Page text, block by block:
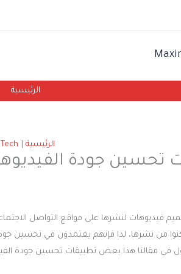
الرئيسية
الرئيسية
جودة الفيديوهات
فيديوهات لنشرها على مواقع التواصل
من نشرها، لذا فإنهم يعتمدون في تحسين
في مقالنا هذا بعض تطبيقات تحسين جودة